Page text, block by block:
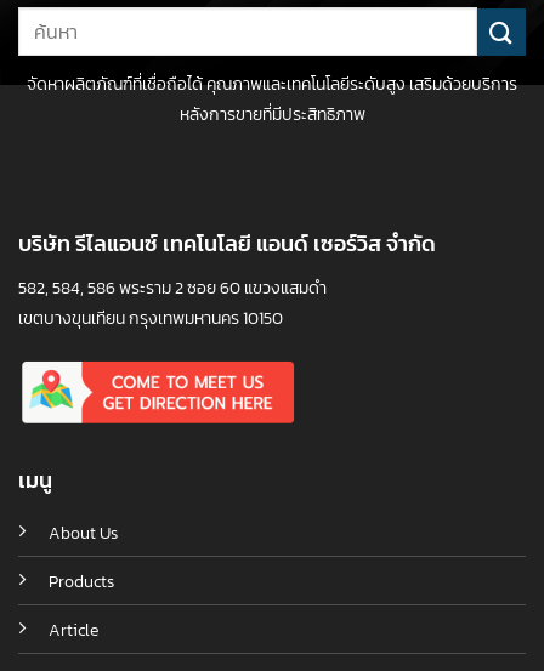
Search
for:
จัดหาผลิตภัณฑ์ที่เชื่อถือได้ คุณภาพและเทคโนโลยีระดับสูง เสริมด้วยบริการ
หลังการขายที่มีประสิทธิภาพ
เมนู
About Us
Products
Article
บริษัท รีไลแอนซ์ เทคโนโลยี แอนด์ เซอร์วิส จำกัด
582, 584, 586 พระราม 2 ซอย 60 แขวงแสมดำ
เขตบางขุนเทียน กรุงเทพมหานคร 10150